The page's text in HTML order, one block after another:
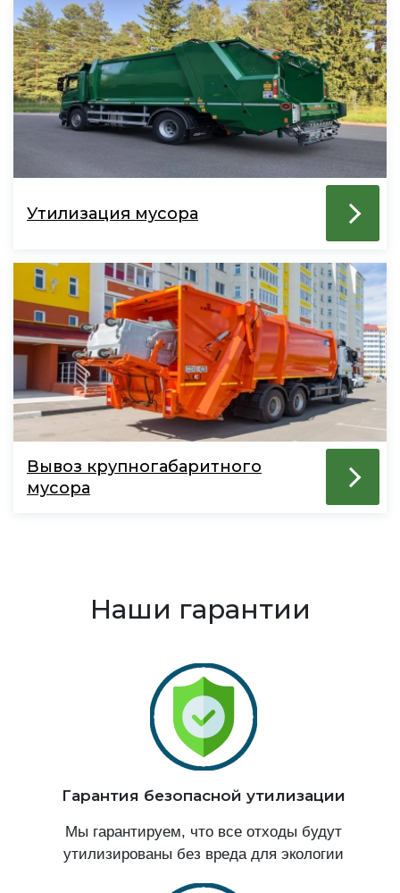
Утилизация мусора
Вывоз крупногабаритного
мусора
Наши гарантии
Гарантия безопасной утилизации
Мы гарантируем, что все отходы будут
утилизированы без вреда для экологии